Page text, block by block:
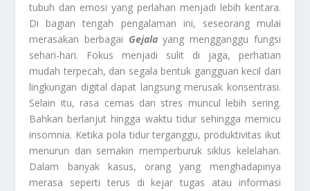
tubuh dan emosi yang perlahan menjadi lebih kentara.
Di bagian tengah pengalaman ini, seseorang mulai
merasakan berbagai Gejalayang mengganggu fungsi
sehari-hari. Fokus menjadi sulit di jaga, perhatian
mudah terpecah, dan segala bentuk gangguan kecil dari
lingkungan digital dapat langsung merusak konsentrasi.
Selain itu, rasa cemas dan stres muncul lebih sering.
Bahkan berlanjut hingga waktu tidur sehingga memicu
insomnia. Ketika pola tidur terganggu, produktivitas ikut
menurun dan semakin memperburuk siklus kelelahan.
Dalam banyak kasus, orang yang menghadapinya
merasa seperti terus di kejar tugas atau informasi